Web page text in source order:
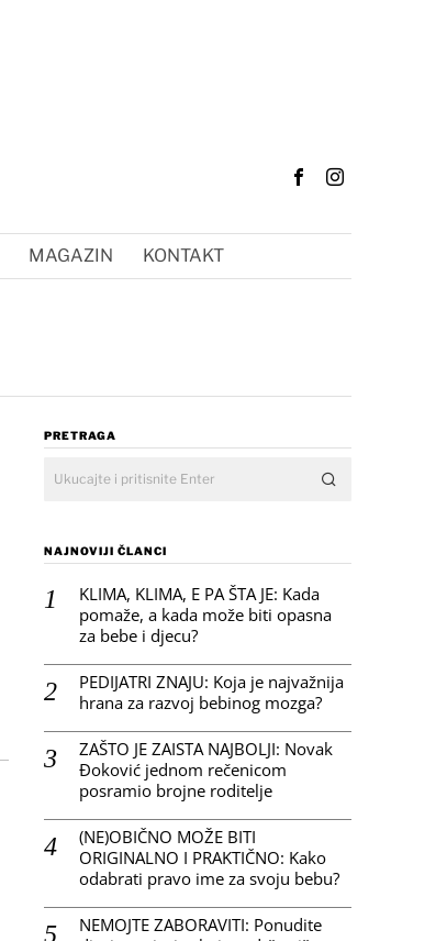
MAGAZIN KONTAKT
PRETRAGA
NAJNOVIJI ČLANCI
KLIMA, KLIMA, E PA ŠTA JE: Kada
pomaže, a kada može biti opasna
za bebe i djecu?
PEDIJATRI ZNAJU: Koja je najvažnija
hrana za razvoj bebinog mozga?
ZAŠTO JE ZAISTA NAJBOLJI: Novak
Đoković jednom rečenicom
posramio brojne roditelje
(NE)OBIČNO MOŽE BITI
ORIGINALNO I PRAKTIČNO: Kako
odabrati pravo ime za svoju bebu?
NEMOJTE ZABORAVITI: Ponudite